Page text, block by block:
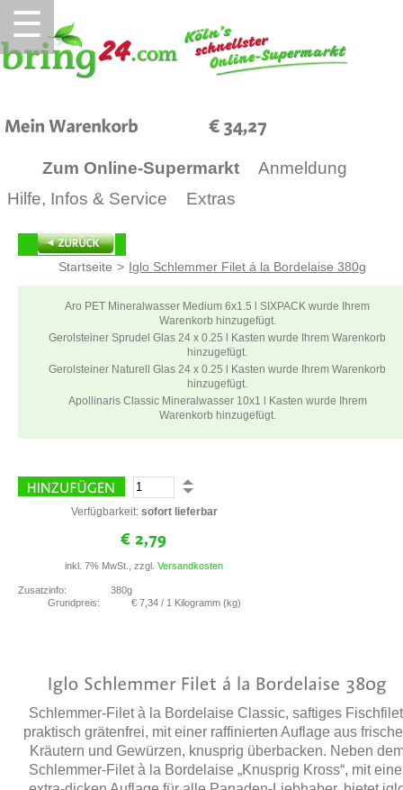
☰
Zum Online-Supermarkt
Anmeldung
Hilfe, Infos & Service
Extras
Startseite > Iglo Schlemmer Filet á la Bordelaise 380g
Aro PET Mineralwasser Medium 6x1.5 l SIXPACK wurde Ihrem
Warenkorb hinzugefügt.
Gerolsteiner Sprudel Glas 24 x 0.25 l Kasten wurde Ihrem Warenkorb
hinzugefügt.
Gerolsteiner Naturell Glas 24 x 0.25 l Kasten wurde Ihrem Warenkorb
hinzugefügt.
Apollinaris Classic Mineralwasser 10x1 l Kasten wurde Ihrem
Warenkorb hinzugefügt.
Verfügbarkeit: sofort lieferbar
inkl. 7% MwSt., zzgl. Versandkosten
Zusatzinfo:
380g
Grundpreis:
€ 7,34/ 1 Kilogramm (kg)
Schlemmer-Filet à la Bordelaise Classic, saftiges
praktisch grätenfrei, mit einer raffinierten Auflage aus
Kräutern und Gewürzen, knusprig überbacken. Neben
Schlemmer-Filet à la Bordelaise „Knusprig Kross“, mit